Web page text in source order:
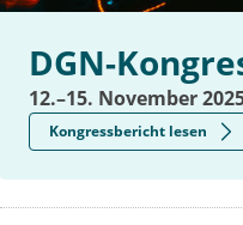
DGN-
12.–15. November
Kongressbericht lesen